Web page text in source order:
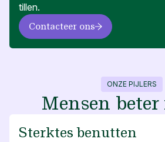
tillen.
Contacteer ons
ONZE PIJLERS
Mensen beter
Sterktes benutten